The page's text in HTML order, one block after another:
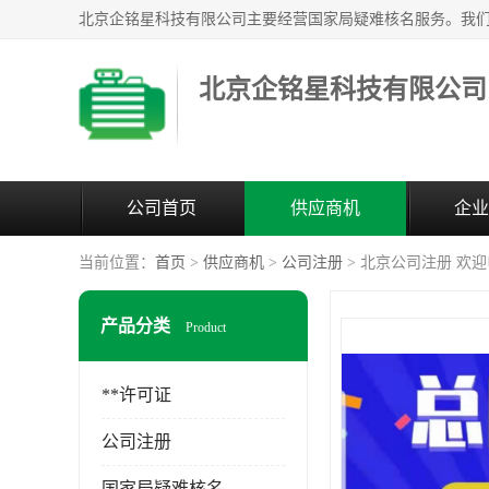
北京企铭星科技有限公司
公司首页 供应商机 企
当前位置： 首页 > 供应商机 > 公司注册 > 北京公司注册 欢
产品分类 Product
**许可证
公司注册